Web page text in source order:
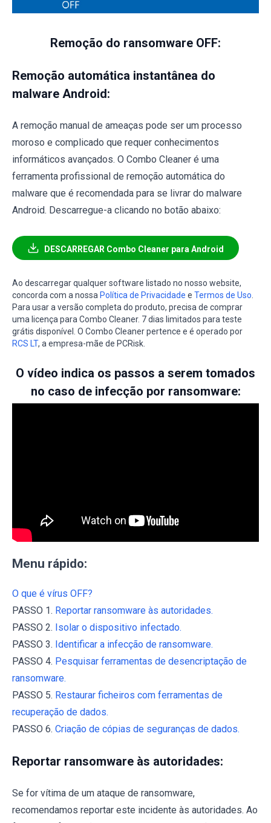
Remoção do ransomware OFF:
Remoção automática instantânea do
malware Android:
A remoção manual de ameaças pode ser um processo
moroso e complicado que requer conhecimentos
informáticos avançados. O Combo Cleaner é uma
ferramenta profissional de remoção automática do
malware que é recomendada para se livrar do malware
Android. Descarregue-a clicando no botão abaixo:
DESCARREGAR Combo Cleaner para Android
Ao descarregar qualquer software listado no nosso website,
concorda com a nossa Política de Privacidade e Termos de Uso
Para usar a versão completa do produto, precisa de comprar
uma licença para Combo Cleaner. 7 dias limitados para teste
grátis disponível. O Combo Cleaner pertence e é operado por
RCS LT, a empresa-mãe de PCRisk.
O vídeo indica os passos a serem tomados
no caso de infecção por ransomware:
Menu rápido:
O que é vírus OFF?
PASSO 1. Reportar ransomware às autoridades.
PASSO 2. Isolar o dispositivo infectado.
PASSO 3. Identificar a infecção de ransomware.
PASSO 4. Pesquisar ferramentas de desencriptação de
ransomware.
PASSO 5. Restaurar ficheiros com ferramentas de
recuperação de dados.
PASSO 6. Criação de cópias de seguranças de dados.
Reportar ransomware às autoridades:
Se for vítima de um ataque de ransomware,
recomendamos reportar este incidente às autoridades. Ao